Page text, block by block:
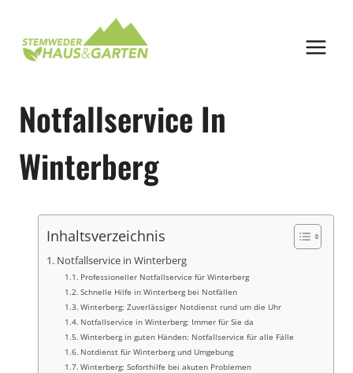
springen
Notfallservice In
Winterberg
Inhaltsverzeichnis
Notfallservice in Winterberg
Professioneller Notfallservice für Winterberg
Schnelle Hilfe in Winterberg bei Notfällen
Winterberg: Zuverlässiger Notdienst rund um die Uhr
Notfallservice in Winterberg: Immer für Sie da
Winterberg in guten Händen: Notfallservice für alle Fälle
Notdienst für Winterberg und Umgebung
Winterberg: Soforthilfe bei akuten Problemen